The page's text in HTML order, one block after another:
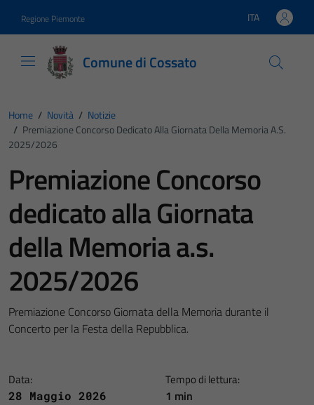
Regione Piemonte Lingua attiva:
ITA
Comune di Cossato
Home / Novità / Notizie
/ Premiazione Concorso Dedicato Alla Giornata Della Memoria A.s.
2025/2026
Premiazione Concorso
dedicato alla Giornata
della Memoria a.s.
2025/2026
Premiazione Concorso Giornata della Memoria durante il
Concerto per la Festa della Repubblica.
Data:
28 Maggio 2026
Tempo di lettura:
1 min